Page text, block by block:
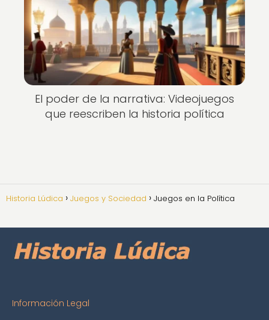
El poder de la narrativa: Videojuegos
que reescriben la historia política
Historia Lúdica Juegos y Sociedad Juegos en la Política
Información Legal